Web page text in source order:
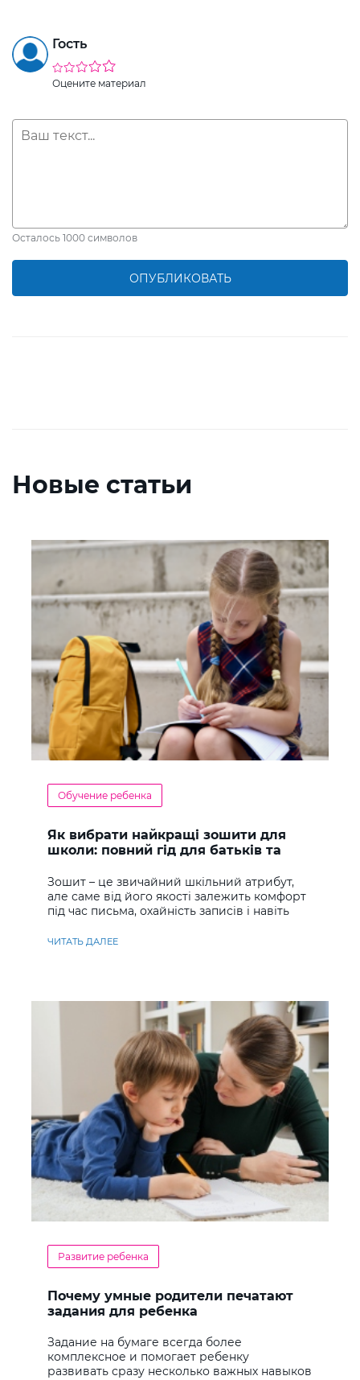
Гость
Оцените материал
Осталось 1000 символов
ОПУБЛИКОВАТЬ
Новые статьи
Обучение ребенка
Як вибрати найкращі зошити для
школи: повний гід для батьків та
Зошит – це звичайний шкільний атрибут,
але саме від його якості залежить комфорт
під час письма, охайність записів і навіть
ЧИТАТЬ ДАЛЕЕ
Развитие ребенка
Почему умные родители печатают
задания для ребенка
Задание на бумаге всегда более
комплексное и помогает ребенку
развивать сразу несколько важных навыков